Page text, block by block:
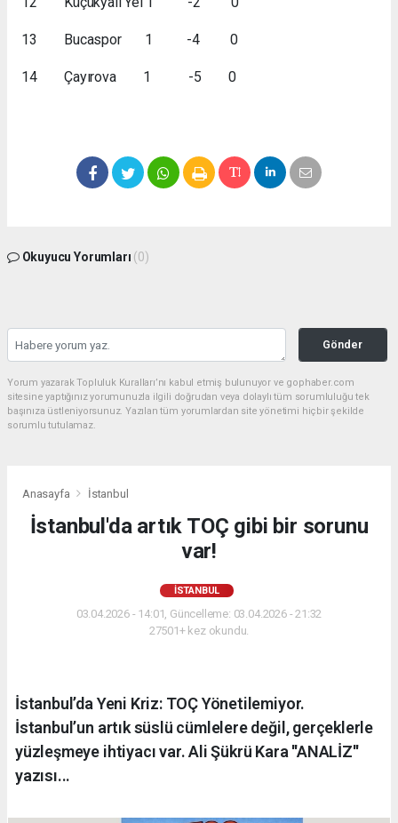
13 Bucaspor 1 -4 0
14 Çayırova 1 -5 0
Okuyucu Yorumları (0)
Gönder
Yorum yazarak Topluluk Kuralları’nı kabul etmiş bulunuyor ve gophaber.com
sitesine yaptığınız yorumunuzla ilgili doğrudan veya dolaylı tüm sorumluluğu tek
başınıza üstleniyorsunuz. Yazılan tüm yorumlardan site yönetimi hiçbir şekilde
sorumlu tutulamaz.
Anasayfa İstanbul
İstanbul'da artık TOÇ gibi bir sorunu
var!
İSTANBUL
03.04.2026 - 14:01, Güncelleme: 03.04.2026 - 21:32
27501+ kez okundu.
İstanbul’da Yeni Kriz: TOÇ Yönetilemiyor.
İstanbul’un artık süslü cümlelere değil, gerçeklerle
yüzleşmeye ihtiyacı var. Ali Şükrü Kara ''ANALİZ''
yazısı...